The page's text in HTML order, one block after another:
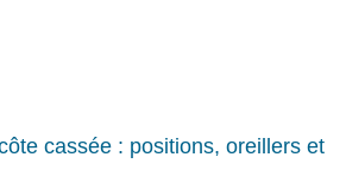
cassée : positions, oreillers et